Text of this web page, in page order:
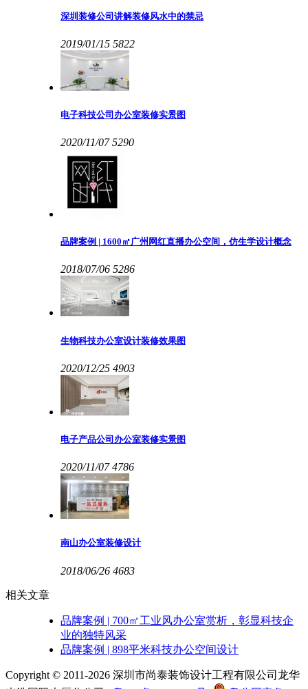
深圳装修公司讲解装修风水中的禁忌
2019/01/15 5822
电子科技公司办公室装修实景图
2020/11/07 5290
品牌案例 | 1600㎡广州网红直播办公空间，仿生学设计概念
2018/07/06 5286
生物科技办公室设计装修效果图
2020/12/25 4903
电子产品公司办公室装修实景图
2020/11/07 4786
南山办公室装修设计
2018/06/26 4683
相关文章
品牌案例 | 700㎡工业风办公室赏析，彰显科技企
业的独特风采
品牌案例 | 898平米科技办公空间设计
Copyright © 2011-2026 深圳市尚泰装饰设计工程有限公司龙华